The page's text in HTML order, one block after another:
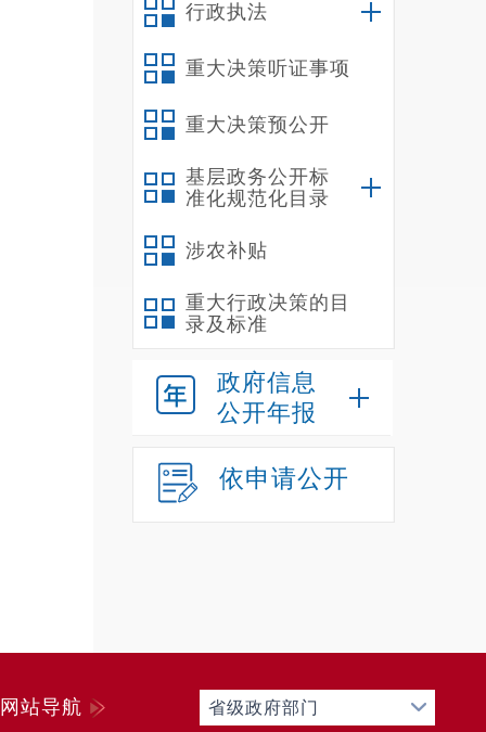
行政执法
重大决策听证事项
重大决策预公开
基层政务公开标
准化规范化目录
涉农补贴
重大行政决策的目
录及标准
政府信息
公开年报
依申请公开
网站导航 省级政府部门